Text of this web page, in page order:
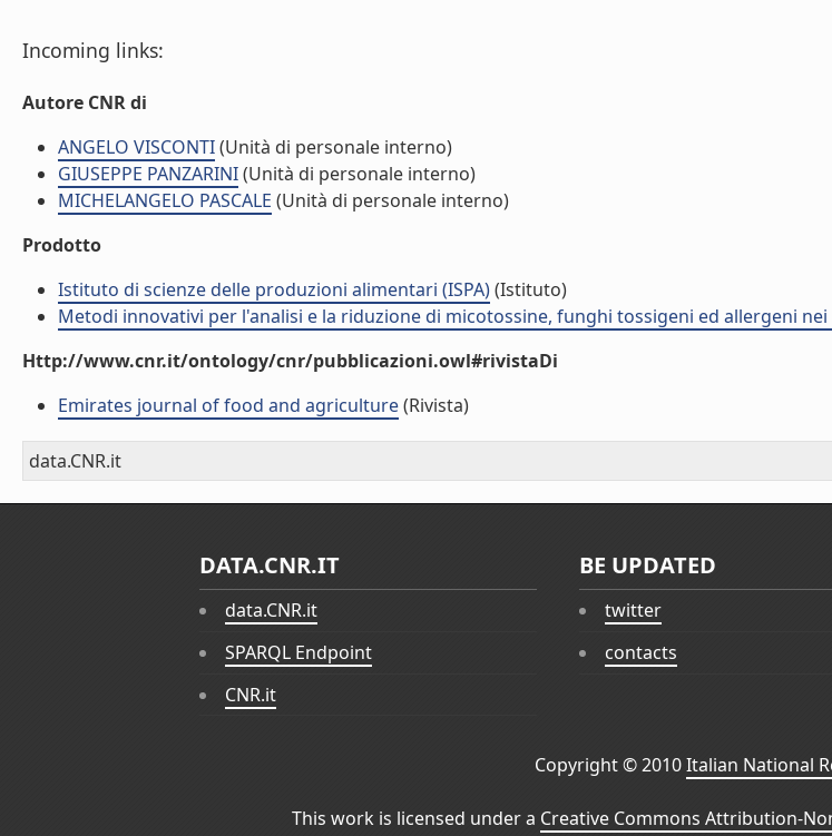
Incoming links:
Autore CNR di
ANGELO VISCONTI(Unità di personale interno)
GIUSEPPE PANZARINI(Unità di personale interno)
MICHELANGELO PASCALE (Unità di personale interno)
Prodotto
Istituto di scienze delle produzioni alimentari (ISPA)(Istituto)
Metodi innovativi per l'analisi e la riduzione di micotossine, funghi tossigeni ed allergeni
Http://www.cnr.it/ontology/cnr/pubblicazioni.owl#rivistaDi
Emirates journal of food and agriculture(Rivista)
data.CNR.it
DATA.CNR.IT
data.CNR.it
SPARQL Endpoint
CNR.it
BE UPDATED
twitter
contacts
Copyright © 2010Italian National
This work is licensed under a Creative Commons Attribution-